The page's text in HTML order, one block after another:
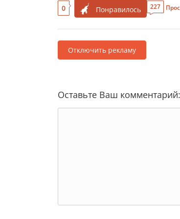
0 Понравилось 227
Отключить рекламу
Оставьте Ваш комментарий: